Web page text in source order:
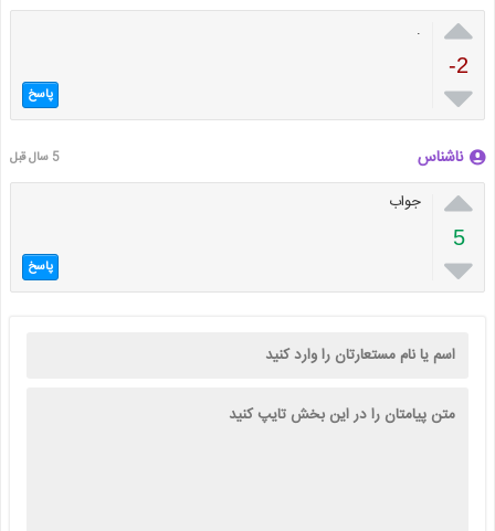

-2

.
پاسخ
ناشناس 5 سال قبل

5

جواب
پاسخ